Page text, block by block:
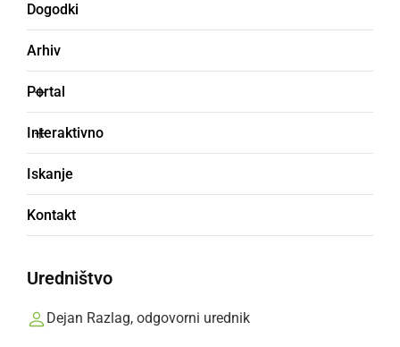
Dogodki
Arhiv
Portal
Interaktivno
Iskanje
Kontakt
Uredništvo
Dejan Razlag, odgovorni urednik
KULTURA IN IZOBRAŽEVANJE
Napredek reševalne kinologije v pomurski
regiji
torek, 24. januar 2023 ob 08:13